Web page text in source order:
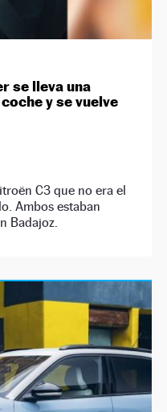
se lleva una
y se vuelve
C3 que no era el
Ambos estaban
Badajoz.